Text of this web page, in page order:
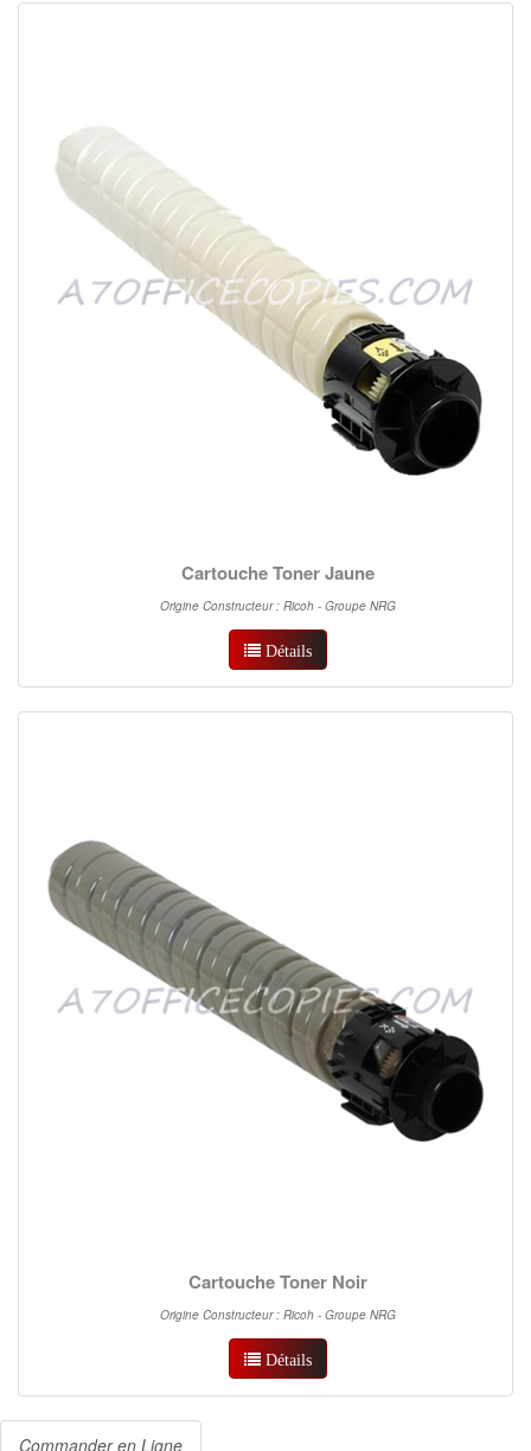
Cartouche Toner Jaune
Origine Constructeur : Ricoh - Groupe NRG
Détails
Cartouche Toner Noir
Origine Constructeur : Ricoh - Groupe NRG
Détails
Commander en Ligne